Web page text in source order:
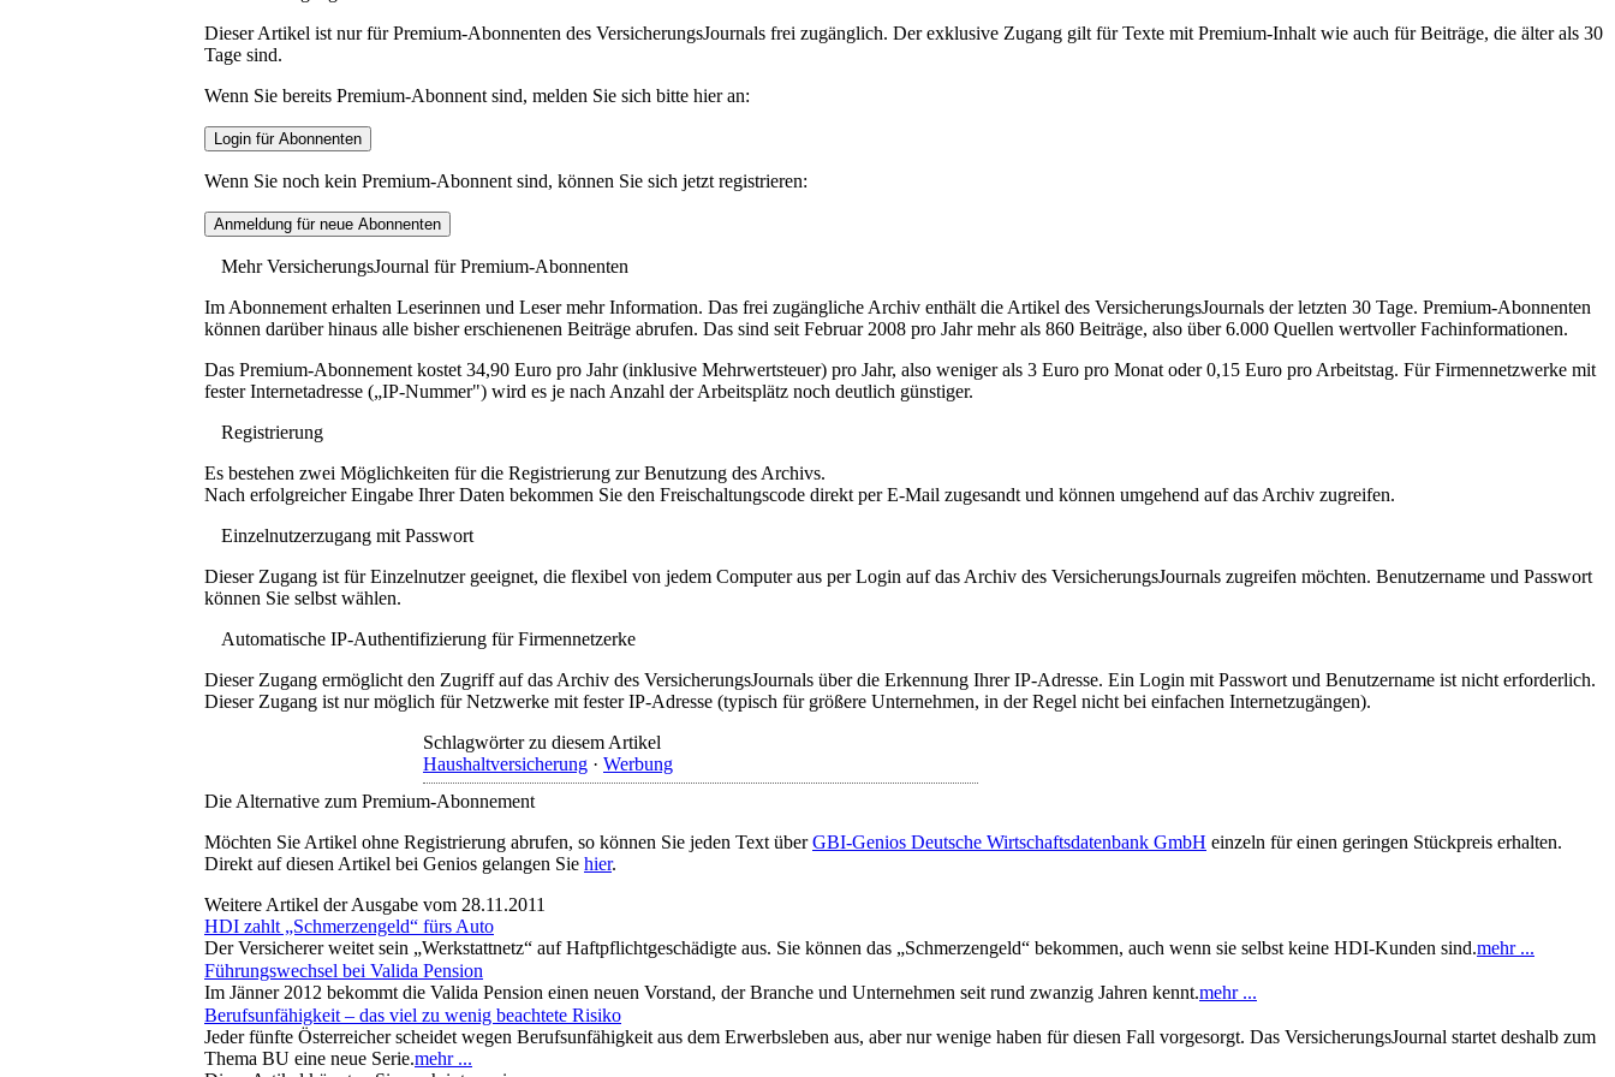
Dieser Artikel ist nur für Premium-Abonnenten des VersicherungsJournals frei zugänglich. Der exklusive Zugang gilt für Texte mit Premium-Inhalt wie auch für Beiträge, die älter als 30
Tage sind.
Wenn Sie bereits Premium-Abonnent sind, melden Sie sich bitte hier an:
Wenn Sie noch kein Premium-Abonnent sind, können Sie sich jetzt registrieren:
Mehr VersicherungsJournal für Premium-Abonnenten
Im Abonnement erhalten Leserinnen und Leser mehr Information. Das frei zugängliche Archiv enthält die Artikel des VersicherungsJournals der letzten 30 Tage. Premium-Abonnenten
können darüber hinaus alle bisher erschienenen Beiträge abrufen. Das sind seit Februar 2008 pro Jahr mehr als 860 Beiträge, also über 6.000 Quellen wertvoller Fachinformationen.
Das Premium-Abonnement kostet 34,90 Euro pro Jahr (inklusive Mehrwertsteuer) pro Jahr, also weniger als 3 Euro pro Monat oder 0,15 Euro pro Arbeitstag. Für Firmennetzwerke mit
fester Internetadresse („IP-Nummer") wird es je nach Anzahl der Arbeitsplätz noch deutlich günstiger.
Registrierung
Es bestehen zwei Möglichkeiten für die Registrierung zur Benutzung des Archivs.
Nach erfolgreicher Eingabe Ihrer Daten bekommen Sie den Freischaltungscode direkt per E-Mail zugesandt und können umgehend auf das Archiv zugreifen.
Einzelnutzerzugang mit Passwort
Dieser Zugang ist für Einzelnutzer geeignet, die flexibel von jedem Computer aus per Login auf das Archiv des VersicherungsJournals zugreifen möchten. Benutzername und Passwort
können Sie selbst wählen.
Automatische IP-Authentifizierung für Firmennetzerke
Dieser Zugang ermöglicht den Zugriff auf das Archiv des VersicherungsJournals über die Erkennung Ihrer IP-Adresse. Ein Login mit Passwort und Benutzername ist nicht erforderlich.
Dieser Zugang ist nur möglich für Netzwerke mit fester IP-Adresse (typisch für größere Unternehmen, in der Regel nicht bei einfachen Internetzugängen).
Schlagwörter zu diesem Artikel
Haushaltversicherung · Werbung
Die Alternative zum Premium-Abonnement
Möchten Sie Artikel ohne Registrierung abrufen, so können Sie jeden Text überGBI-Genios Deutsche Wirtschaftsdatenbank GmbH einzeln für einen geringen Stückpreis erhalten.
Direkt auf diesen Artikel bei Genios gelangen Sie hier.
Weitere Artikel der Ausgabe vom 28.11.2011
HDI zahlt „Schmerzengeld“ fürs Auto
Der Versicherer weitet sein „Werkstattnetz“ auf Haftpflichtgeschädigte aus. Sie können das „Schmerzengeld“ bekommen, auch wenn sie selbst keine HDI-Kunden sind.mehr ...
Führungswechsel bei Valida Pension
Im Jänner 2012 bekommt die Valida Pension einen neuen Vorstand, der Branche und Unternehmen seit rund zwanzig Jahren kennt.mehr ...
Berufsunfähigkeit – das viel zu wenig beachtete Risiko
Jeder fünfte Österreicher scheidet wegen Berufsunfähigkeit aus dem Erwerbsleben aus, aber nur wenige haben für diesen Fall vorgesorgt. Das VersicherungsJournal startet deshalb zum
Thema BU eine neue Serie.mehr ...